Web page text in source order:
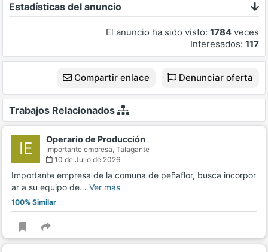
Estadísticas del anuncio
El anuncio ha sido visto: 1784 veces
Interesados: 117
Compartir enlace Denunciar oferta
Trabajos Relacionados
IE Operario de Producción
Importante empresa, Talagante
10 de Julio de 2026
Importante empresa de la comuna de peñaflor, busca incorpor
ar a su equipo de… Ver más
100% Similar